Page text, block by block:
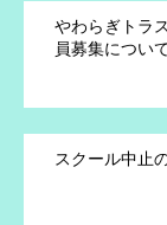
やわらぎトラ
員募集につい
スクール中止